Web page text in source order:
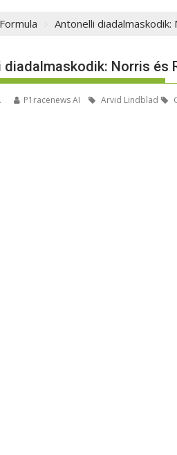
Formula Antonelli
Norris és
P1racenews AI Arvid Lindblad